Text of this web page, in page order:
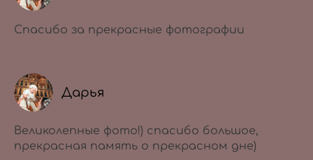
Спасибо за прекрасные фотографии
Дарья
Великолепные фото!) спасибо большое,
прекрасная память о прекрасном дне)